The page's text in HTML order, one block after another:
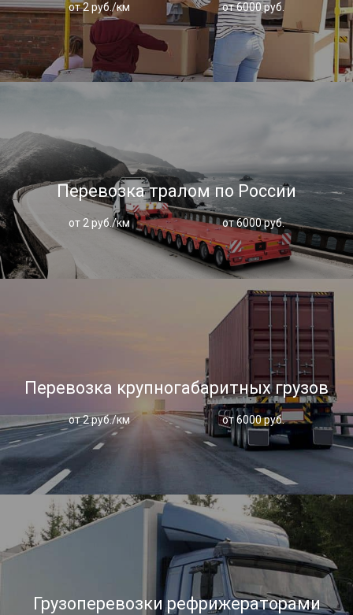
от 2 руб./км от 6000 руб.
Перевозка тралом по России
от 2 руб./км от 6000 руб.
Перевозка крупногабаритных грузов
от 2 руб./км от 6000 руб.
Грузоперевозки рефрижераторами